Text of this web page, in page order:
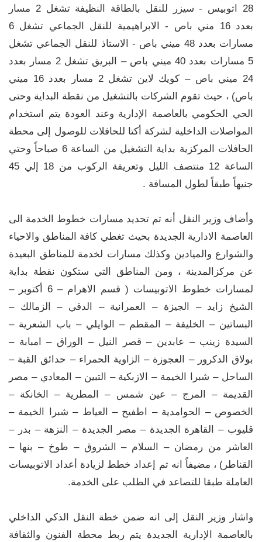
28 اتوبيس - سيزر للنقل بالطاقة النظيفة تشغل 2 مسار
بعدد 16 مني باص - الابراهيمية للنقل الجماعي تشغل 6
مسارات بعدد 48 ميني باص - الاستاذ للنقل الجماعي تشغل
5 مسارات بعدد 40 ميني باص – البريق تشغل 2 مسار بعدد
24 ميني باص – كويك لاين تشغل 2 مسار بعدد 16 ميني
باص) ، حيث تقوم الشركات بالتشغيل من نقطة البداية وحتى
الحي الحكومي بالعاصمة الإدارية وعند العودة يتم استخدام
المواصلات الداخلية لشركة أكتا للحافلات للوصول إلى محطة
الحافلات المركزية بداية التشغيل من الساعة 6 صباحاً وحتي
الساعة 12 منتصف الليل وتعريفة الركوب من 18 إلي 45
جنيهاً طبقاً لطول المسافة .
وأضاف وزير النقل أنه تم تحديد مسارات خطوط الخدمة الى
العاصمة الادارية الجديدة بحيث تغطي كافة المناطق والاحياء
والشوارع والميادين وكذلك مسارات لخدمة للمناطق البعيدة
عن مركزالمدينة ، ومن المناطق التي ستكون نقطة بداية
لمسارات خطوط الاتوبيسات ( قسم الاهرام – 6 أكتوبر –
الشيخ زايد – الجيزة – العمرانية – الدقي – الزمالك –
البساتين – الخليفة – المقطم – الوايلي – باب الشعرية –
السيدة زينب – عابدين – قصر النيل – الوراق – امبابة –
بولاق الدكرور – العجوزة – الزاوية الحمراء – حدائق القبة –
الساحل – شبرا الخيمة – الازبكية – التبين – المعادي – مصر
القديمة – المرج – عين شمس – المطرية – الخانكة –
الخصوص – الحوامدية – اطفيح – العياط – شبرا الخيمة –
قليوب – القاهرة الجديدة – مصر الجديدة – النزهة – بدر –
العاشر من رمضان – السلام – الشروق – طوخ – بنها –
القناطر) ، مضيفاً انه تم إعداد خطط لزيادة أعداد الاتوبيسات
العاملة طبقا للتصاعد في الطلب على الخدمة.
واشار وزير النقل إلى انه ضمن خطة النقل الذكي الداخلي
بالعاصمة الإدارية الجديدة يتم ربط محطة الفنون والثقافة